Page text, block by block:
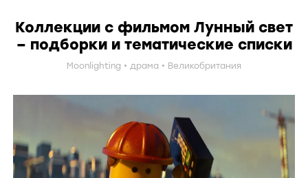
Коллекции с фильмом Лунный свет
– подборки и тематические списки
Moonlighting драма Великобритания